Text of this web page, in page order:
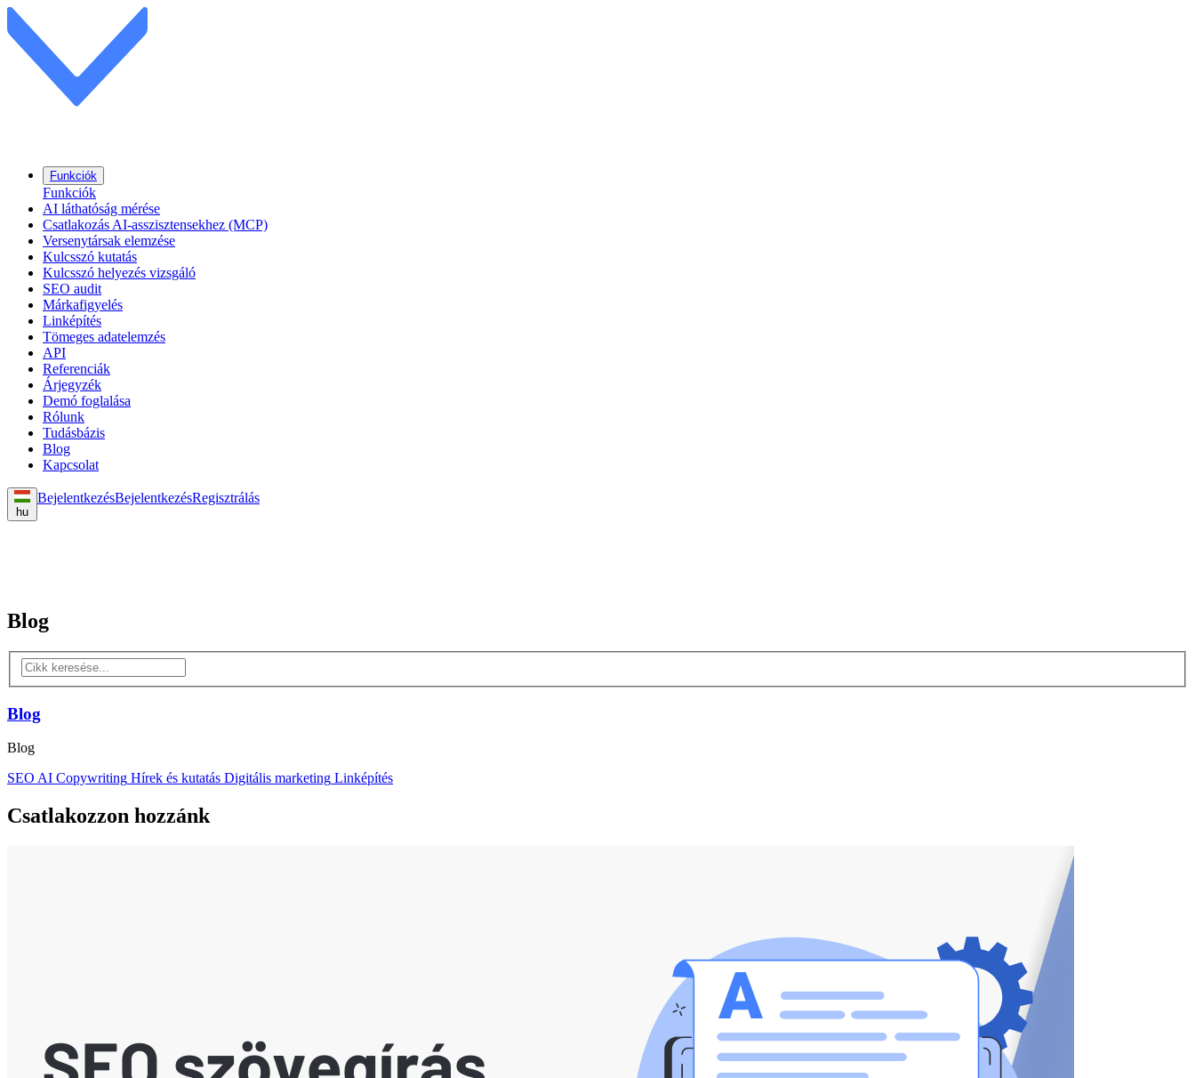
Funkciók
Funkciók
AI láthatóság mérése
Csatlakozás AI-asszisztensekhez (MCP)
Versenytársak elemzése
Kulcsszó kutatás
Kulcsszó helyezés vizsgáló
SEO audit
Márkafigyelés
Linképítés
Tömeges adatelemzés
API
Referenciák
Árjegyzék
Demó foglalása
Rólunk
Tudásbázis
Blog
Kapcsolat
hu
BejelentkezésBejelentkezésRegisztrálás
Blog
Blog
Blog
SEO AI Copywriting Hírek és kutatás Digitális marketing Linképítés
Csatlakozzon hozzánk